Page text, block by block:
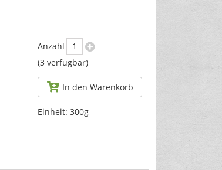
Anzahl
(3 verfügbar)
In den Warenkorb
Einheit: 300g